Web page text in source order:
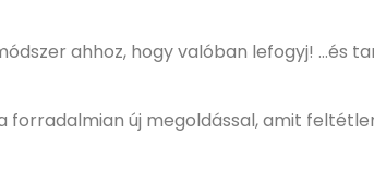
ahhoz, hogy valóban lefogyj! …és
forradalmian új megoldással, amit